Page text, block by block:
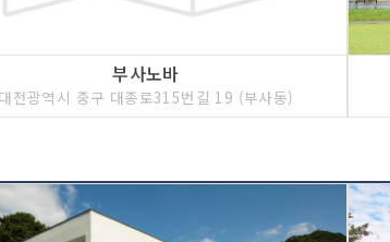
부사노바
대전광역시 중구 대종로315번길 19 (부사동)